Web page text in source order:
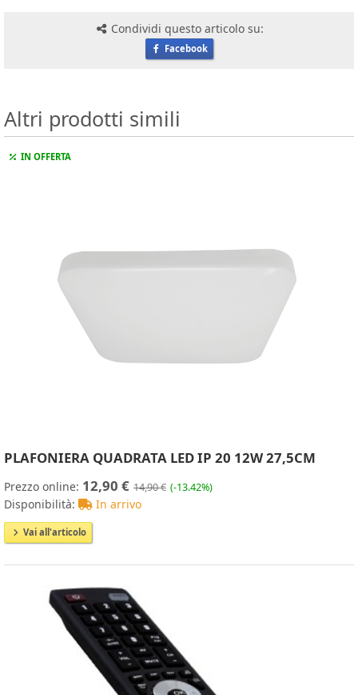
Condividi questo articolo su:
Facebook
Altri prodotti simili
IN OFFERTA
PLAFONIERA QUADRATA LED IP 20 12W 27,5CM
Prezzo online: 12,90 € 14,90 € (-13.42%)
Disponibilità: In arrivo
Vai all'articolo